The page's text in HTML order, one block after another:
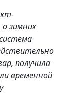
зимних
получила
временной